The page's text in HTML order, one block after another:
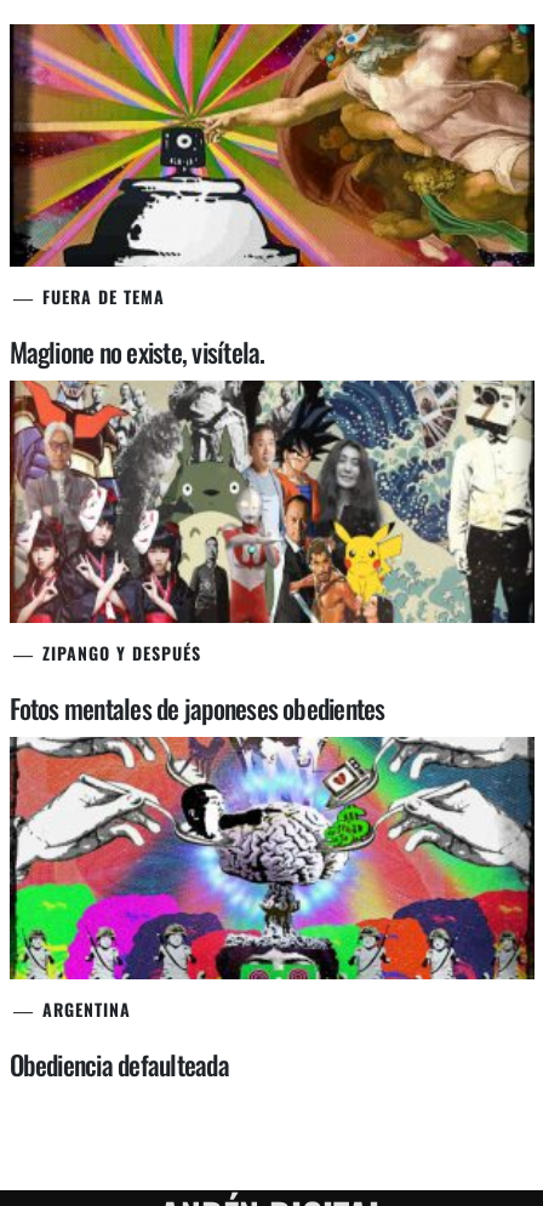
FUERA DE TEMA
Maglione no existe, visítela.
ZIPANGO Y DESPUÉS
Fotos mentales de japoneses obedientes
ARGENTINA
Obediencia defaulteada